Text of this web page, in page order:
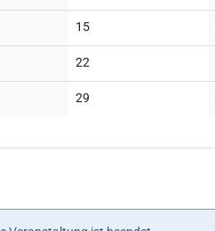
Veranstaltungen
15Keine
Veranstaltungen
22
Veranstaltungen
29